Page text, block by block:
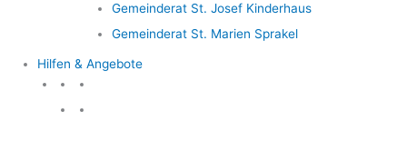
Gemeinderat St. Josef Kinderhaus
Gemeinderat St. Marien Sprakel
Hilfen & Angebote